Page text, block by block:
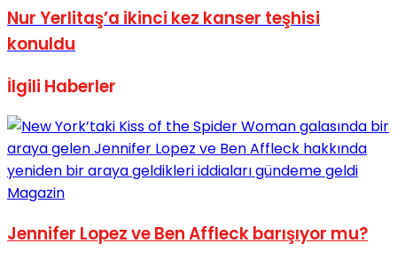
No Result
View All Result
Nur Yerlitaş’a ikinci kez kanser teşhisi
konuldu
İlgili Haberler
Magazin
Jennifer Lopez ve Ben Affleck barışıyor mu?